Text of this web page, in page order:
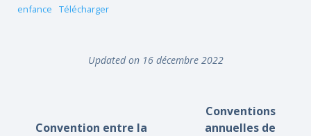
enfance
Télécharger
Updated on 16 décembre 2022
Convention entre la
Conventions
annuelles de